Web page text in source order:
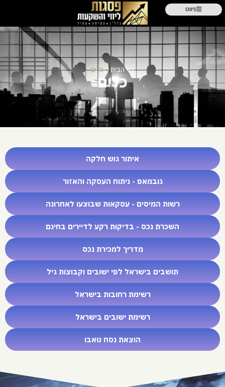
ניווט
דף הבית »כלים​
כלים​
איתור גוש חלקה
גובמאפ - ניתוח העסקה והאזור
רשות המיסים - עסקאות שבוצעו לאחרונה
השכרת נכס - בדיקות רקע לדיירים בחינם
מדריך למכירת נכס
תושבים בישראל לפי ישובים וקבוצות גיל
רשימת רחובות בישראל
רשימת ישובים בישראל
הוצאת נסח טאבו